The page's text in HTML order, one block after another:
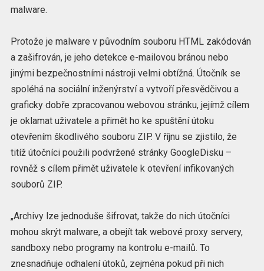
malware.
Protože je malware v původním souboru HTML zakódován
a zašifrován, je jeho detekce e-mailovou bránou nebo
jinými bezpečnostními nástroji velmi obtížná. Útočník se
spoléhá na sociální inženýrství a vytvoří přesvědčivou a
graficky dobře zpracovanou webovou stránku, jejímž cílem
je oklamat uživatele a přimět ho ke spuštění útoku
otevřením škodlivého souboru ZIP. V říjnu se zjistilo, že
titíž útočníci použili podvržené stránky GoogleDisku –
rovněž s cílem přimět uživatele k otevření infikovaných
souborů ZIP.
„Archivy lze jednoduše šifrovat, takže do nich útočníci
mohou skrýt malware, a obejít tak webové proxy servery,
sandboxy nebo programy na kontrolu e-mailů. To
znesnadňuje odhalení útoků, zejména pokud při nich